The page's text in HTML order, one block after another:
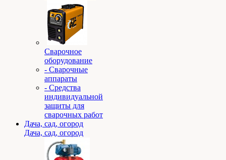
Сварочное
оборудование
- Сварочные
аппараты
- Средства
индивидуальной
защиты для
сварочных работ
Дача, сад, огород
Дача, сад, огород